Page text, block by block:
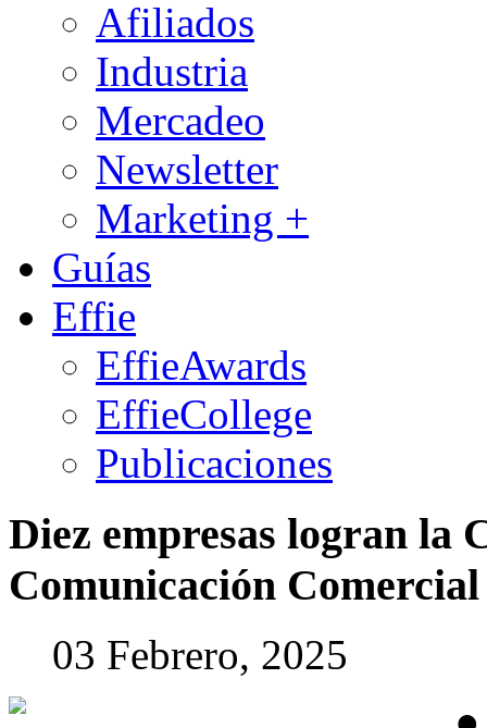
Afiliados
Industria
Mercadeo
Newsletter
Marketing +
Guías
Effie
EffieAwards
EffieCollege
Publicaciones
Diez empresas logran la
Comunicación Comercial
03 Febrero, 2025